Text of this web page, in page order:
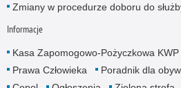
Zmiany w procedurze doboru do
Informacje
Kasa Zapomogowo-Pożyczkowa
Prawa Człowieka
Poradnik dla